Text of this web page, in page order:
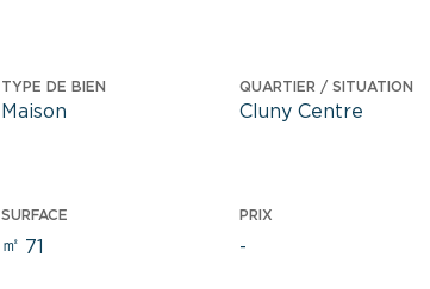
TYPE DE BIEN
Maison
SURFACE
㎡ 71
QUARTIER / SITUATION
Cluny Centre
PRIX
-